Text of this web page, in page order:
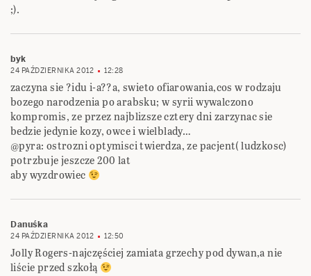
;).
byk
24 PAŹDZIERNIKA 2012 12:28
zaczyna sie ?idu i-a??a, swieto ofiarowania,cos w rodzaju
bozego narodzenia po arabsku; w syrii wywalczono
kompromis, ze przez najblizsze cztery dni zarzynac sie
bedzie jedynie kozy, owce i wielblady…
@pyra: ostrozni optymisci twierdza, ze pacjent( ludzkosc)
potrzbuje jeszcze 200 lat
aby wyzdrowiec
Danuśka
24 PAŹDZIERNIKA 2012 12:50
Jolly Rogers-najczęściej zamiata grzechy pod dywan,a nie
liście przed szkołą